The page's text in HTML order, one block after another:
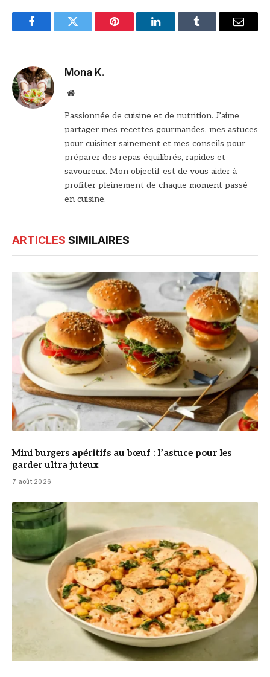
FacebookTwitter Pinterest LinkedInTumblr Email
Mona K.
Site
Passionnée de cuisine et de nutrition. J’aime
partager mes recettes gourmandes, mes astuces
pour cuisiner sainement et mes conseils pour
préparer des repas équilibrés, rapides et
savoureux. Mon objectif est de vous aider à
profiter pleinement de chaque moment passé
en cuisine.
ARTICLES SIMILAIRES
© DR
Mini burgers apéritifs au bœuf : l’astuce pour les
garder ultra juteux
7 août 2026
© DR